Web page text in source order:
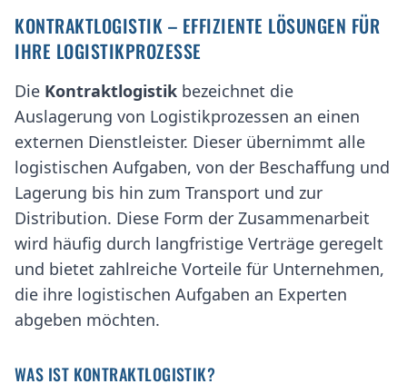
KONTRAKTLOGISTIK – EFFIZIENTE LÖSUNGEN FÜR
IHRE LOGISTIKPROZESSE
Die Kontraktlogistik bezeichnet die
Auslagerung von Logistikprozessen an einen
externen Dienstleister. Dieser übernimmt alle
logistischen Aufgaben, von der Beschaffung und
Lagerung bis hin zum Transport und zur
Distribution. Diese Form der Zusammenarbeit
wird häufig durch langfristige Verträge geregelt
und bietet zahlreiche Vorteile für Unternehmen,
die ihre logistischen Aufgaben an Experten
abgeben möchten.
WAS IST KONTRAKTLOGISTIK?